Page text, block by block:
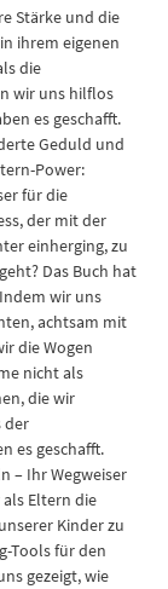
Stärke und die
ihrem eigenen
die
wir uns hilflos
es geschafft.
Geduld und
Power:
für die
der mit der
einherging, zu
Das Buch hat
wir uns
achtsam mit
die Wogen
nicht als
die wir
der
es geschafft.
– Ihr Wegweiser
als Eltern die
Kinder zu
Tools für den
gezeigt, wie